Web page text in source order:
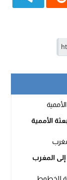
الأممية
المغرب